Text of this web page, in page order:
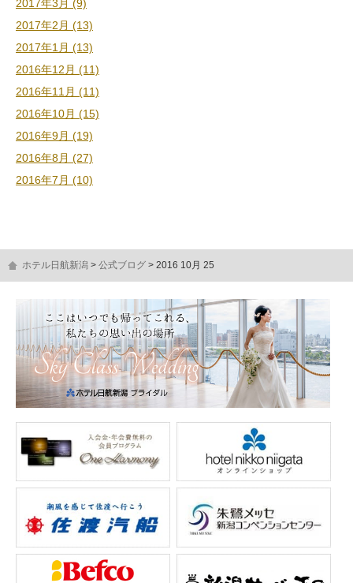
2017年3月 (9)
2017年2月 (13)
2017年1月 (13)
2016年12月 (11)
2016年11月 (11)
2016年10月 (15)
2016年9月 (19)
2016年8月 (27)
2016年7月 (10)
ホテル日航新潟 公式ブログ 2016 10月 25